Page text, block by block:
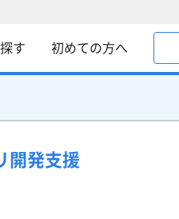
す 初めての方へ
開発支援